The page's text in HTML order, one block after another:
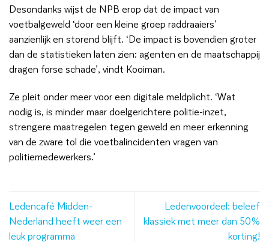
Desondanks wijst de NPB erop dat de impact van
voetbalgeweld ‘door een kleine groep raddraaiers’
aanzienlijk en storend blijft. ‘De impact is bovendien groter
dan de statistieken laten zien: agenten en de maatschappij
dragen forse schade’, vindt Kooiman.
Ze pleit onder meer voor een digitale meldplicht. ‘Wat
nodig is, is minder maar doelgerichtere politie-inzet,
strengere maatregelen tegen geweld en meer erkenning
van de zware tol die voetbalincidenten vragen van
politiemedewerkers.’
Ledencafé Midden-
Nederland heeft weer een
leuk programma
Ledenvoordeel: beleef
klassiek met meer dan 50%
korting!